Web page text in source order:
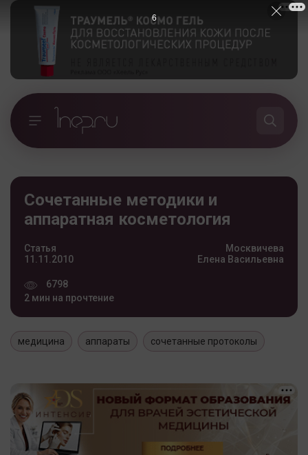
Сочетанные методики и
аппаратная косметология
Статья
11.11.2010
6798
2 мин на прочтение
Москвичева
Елена Васильевна
медицина аппараты сочетанные протоколы
5